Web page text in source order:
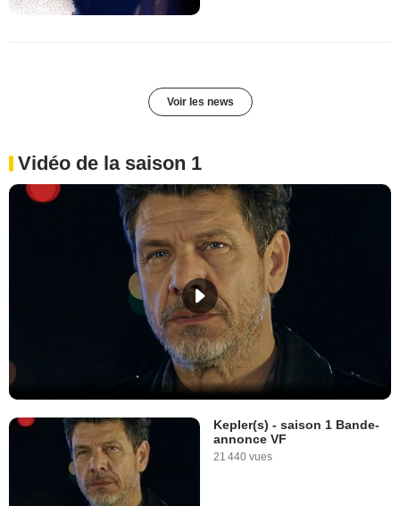
Voir les news
Vidéo de la saison 1
Kepler(s) - saison 1 Bande-
annonce VF
21 440 vues